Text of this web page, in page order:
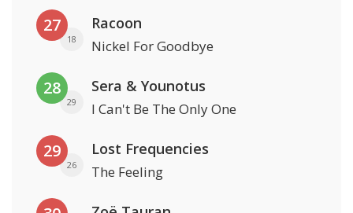
27
18
Racoon
Nickel For Goodbye
28
29
Sera & Younotus
I Can't Be The Only One
29
26
Lost Frequencies
The Feeling